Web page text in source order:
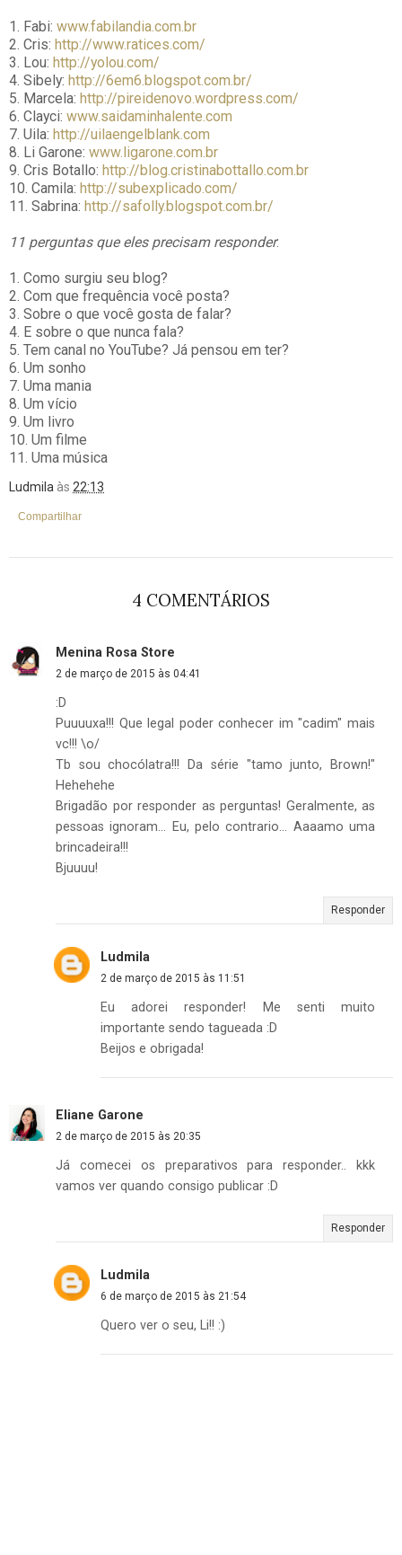
1. Fabi: www.fabilandia.com.br
2. Cris: http://www.ratices.com/
3. Lou: http://yolou.com/
4. Sibely: http://6em6.blogspot.com.br/
5. Marcela: http://pireidenovo.wordpress.com/
6. Clayci: www.saidaminhalente.com
7. Uila: http://uilaengelblank.com
8. Li Garone: www.ligarone.com.br
9. Cris Botallo: http://blog.cristinabottallo.com.br
10. Camila: http://subexplicado.com/
11. Sabrina: http://safolly.blogspot.com.br/
11 perguntas que eles precisam responder:
1. Como surgiu seu blog?
2. Com que frequência você posta?
3. Sobre o que você gosta de falar?
4. E sobre o que nunca fala?
5. Tem canal no YouTube? Já pensou em ter?
6. Um sonho
7. Uma mania
8. Um vício
9. Um livro
10. Um filme
11. Uma música
Ludmila às 22:13
Compartilhar
4 COMENTÁRIOS
Menina Rosa Store
2 de março de 2015 às 04:41
:D
Puuuuxa!!! Que legal poder conhecer im "cadim" mais
vc!!! \o/
Tb sou chocólatra!!! Da série "tamo junto, Brown!"
Hehehehe
Brigadão por responder as perguntas! Geralmente, as
pessoas ignoram... Eu, pelo contrario... Aaaamo uma
brincadeira!!!
Bjuuuu!
Responder
Ludmila
2 de março de 2015 às 11:51
Eu adorei responder! Me senti muito
importante sendo tagueada :D
Beijos e obrigada!
Eliane Garone
2 de março de 2015 às 20:35
Já comecei os preparativos para responder.. kkk
vamos ver quando consigo publicar :D
Responder
Ludmila
6 de março de 2015 às 21:54
Quero ver o seu, Li!! :)